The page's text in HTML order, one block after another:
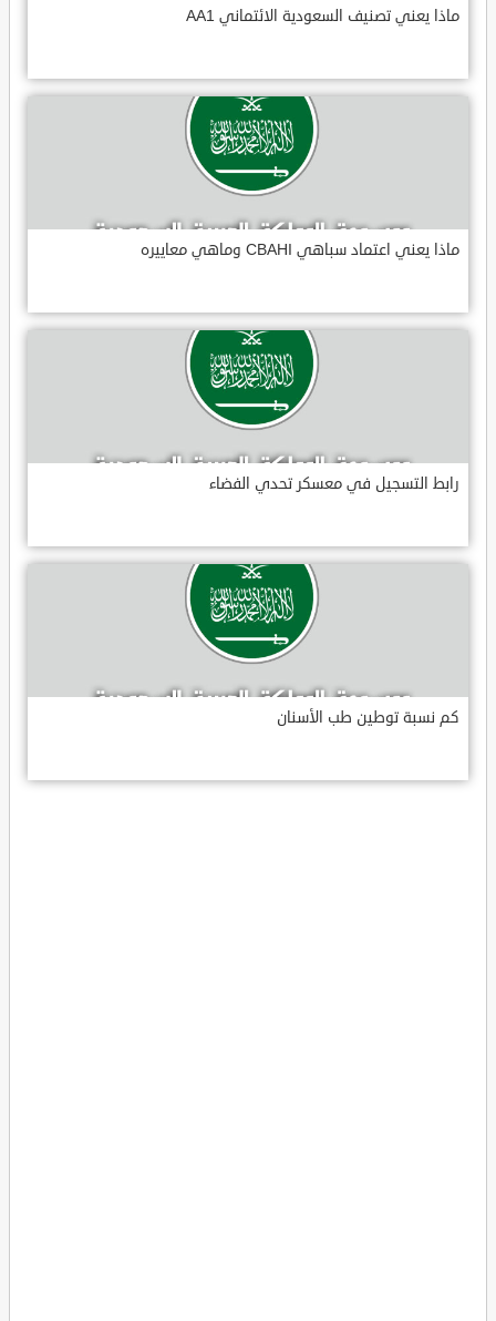
ماذا يعني تصنيف السعودية الائتماني AA1
ماذا يعني اعتماد سباهي CBAHI وماهي معاييره
رابط التسجيل في معسكر تحدي الفضاء
كم نسبة توطين طب الأسنان